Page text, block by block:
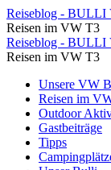
März
2018
⋆
Reiseblog
BULLI
VERREISEN
Reiseblog - BULLI
Reisen im VW T3
März
2018
Reiseblog
BULLI
Reiseblog - BULLI
Reisen im VW T3
Skip
content
Unsere VW
Reisen im
Outdoor
Gastbeiträge
Tipps